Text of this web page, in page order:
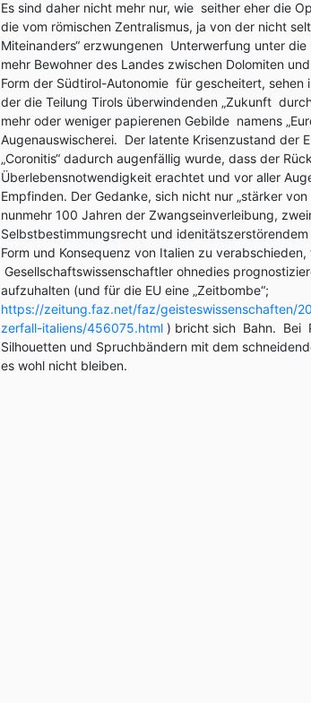
Es sind daher nicht mehr nur, wie seither eher die
die vom römischen Zentralismus, ja von der nicht
Miteinanders“ erzwungenen Unterwerfung unter
mehr Bewohner des Landes zwischen Dolomiten
Form der Südtirol-Autonomie für gescheitert, sehen
der die Teilung Tirols überwindenden „Zukunft
mehr oder weniger papierenen Gebilde namens
Augenauswischerei. Der latente Krisenzustand der
„Coronitis“ dadurch augenfällig wurde, dass der
Überlebensnotwendigkeit erachtet und vor aller
Empfinden. Der Gedanke, sich nicht nur „stärker
nunmehr 100 Jahren der Zwangseinverleibung,
Selbstbestimmungsrecht und
Form und Konsequenz von Italien zu
Gesellschaftswissenschaftler ohnedies
aufzuhalten (und für die EU eine „Zeitbombe“;
https://zeitung.faz.net/faz/geisteswissenschaften/
zerfall-italiens/456075.html ) bricht sich Bahn. Bei
Silhouetten und Spruchbändern mit dem
es wohl nicht bleiben.